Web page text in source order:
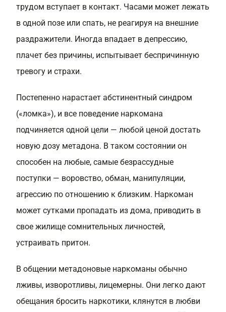
трудом вступает в контакт. Часами может лежать
в одной позе или спать, не реагируя на внешние
раздражители. Иногда впадает в депрессию,
плачет без причины, испытывает беспричинную
тревогу и страхи.
Постепенно нарастает абстинентный синдром
(«ломка»), и все поведение наркомана
подчиняется одной цели — любой ценой достать
новую дозу метадона. В таком состоянии он
способен на любые, самые безрассудные
поступки — воровство, обман, манипуляции,
агрессию по отношению к близким. Наркоман
может сутками пропадать из дома, приводить в
свое жилище сомнительных личностей,
устраивать притон.
В общении метадоновые наркоманы обычно
лживы, изворотливы, лицемерны. Они легко дают
обещания бросить наркотики, клянутся в любви